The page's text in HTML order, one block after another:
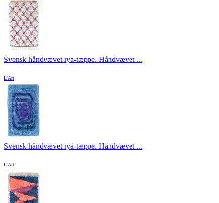
Svensk håndvævet rya-tæppe. Håndvævet ...
L'Art
Svensk håndvævet rya-tæppe. Håndvævet ...
L'Art